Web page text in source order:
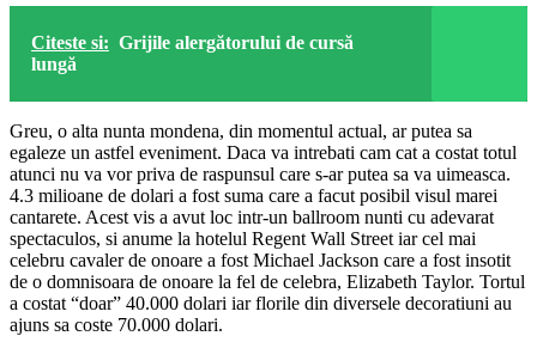
Citeste si: Grijile alergătorului de cursă
lungă
Greu, o alta nunta mondena, din momentul actual, ar putea sa
egaleze un astfel eveniment. Daca va intrebati cam cat a costat totul
atunci nu va vor priva de raspunsul care s-ar putea sa va uimeasca.
4.3 milioane de dolari a fost suma care a facut posibil visul marei
cantarete. Acest vis a avut loc intr-un ballroom nunti cu adevarat
spectaculos, si anume la hotelul Regent Wall Street iar cel mai
celebru cavaler de onoare a fost Michael Jackson care a fost insotit
de o domnisoara de onoare la fel de celebra, Elizabeth Taylor. Tortul
a costat “doar” 40.000 dolari iar florile din diversele decoratiuni au
ajuns sa coste 70.000 dolari.